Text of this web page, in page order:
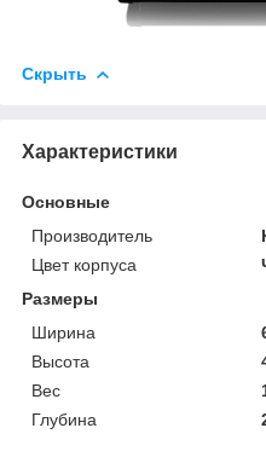
Скрыть
Характеристики
Основные
Производитель
Цвет корпуса
Размеры
Ширина
Высота
Вес
Глубина